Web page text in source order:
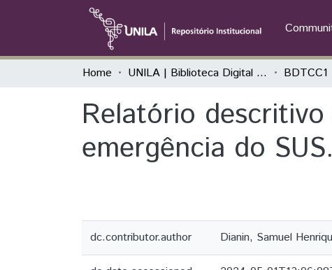
Home UNILA | Biblioteca Digital de Trabalhos de Conclusão de Curso BDTCC1
Relatório
emergência do SUS.
dc.contributor.author Dianin, Samuel